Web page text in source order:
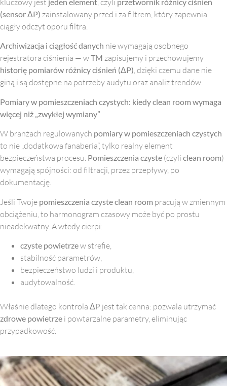
kluczowy jest
, czyli
(sensor ΔP) zainstalowany przed i za filtrem, który zapewnia
ciągły odczyt oporu filtra.
Archiwizacja i ciągłość danych nie wymagają osobnego
rejestratora ciśnienia — wTM zapisujemy i przechowujemy
historię pomiarów różnicy ciśnień (ΔP), dzięki czemu dane nie
giną i są dostępne na potrzeby audytu oraz analiz trendów.
Pomiary w pomieszczeniach czystych: kiedy clean room wymaga
więcej niż „zwykłej wymiany”
W branżach regulowanych pomiary w pomieszczeniach czystych
to nie „dodatkowa fanaberia”, tylko realny element
bezpieczeństwa procesu. Pomieszczenia czyste (czyli clean room)
wymagają spójności: od filtracji, przez przepływy, po
dokumentację.
Jeśli Twoje pomieszczenia czyste clean room pracują w zmiennym
obciążeniu, to harmonogram czasowy może być po prostu
nieadekwatny. A wtedy cierpi:
czyste powietrzew strefie,
stabilność parametrów,
bezpieczeństwo ludzi i produktu,
audytowalność.
Właśnie dlatego kontrola ΔP jest tak cenna: pozwala utrzymać
zdrowe powietrze i powtarzalne parametry, eliminując
przypadkowość.